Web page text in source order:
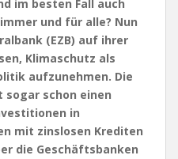
im besten Fall auch
und für alle? Nun
(EZB) auf ihrer
Klimaschutz als
aufzunehmen. Die
sogar schon einen
in
mit zinslosen Krediten
die Geschäftsbanken